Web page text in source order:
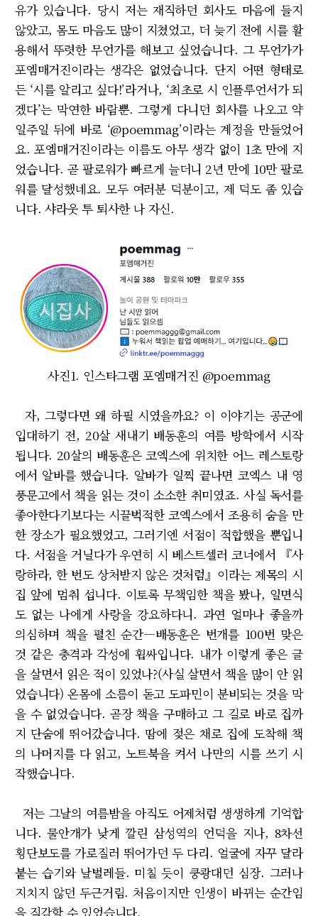
유가 있습니다. 당시 저는 재직하던 회사도 마음에 들지
않았고, 몸도 마음도 많이 지쳤었고, 더 늦기 전에 시를 활
용해서 뚜렷한 무언가를 해보고 싶었습니다. 그 무언가가
포엠매거진이라는 생각은 없었습니다. 단지 어떤 형태로
든 ‘시를 알리고 싶다!’라거나, ‘최초로 시 인플루언서가 되
겠다’는 막연한 바람뿐. 그렇게 다니던 회사를 나오고 약
일주일 뒤에 바로 ‘@poemmag’이라는 계정을 만들었어
요. 포엠매거진이라는 이름도 아무 생각 없이 1초 만에 지
었습니다. 곧 팔로워가 빠르게 늘더니 2년 만에 10만 팔로
워를 달성했네요. 모두 여러분 덕분이고, 제 덕도 좀 있습
니다. 샤라웃 투 퇴사한 나 자신.
사진1. 인스타그램 포엠매거진 @poemmag
자, 그렇다면 왜 하필 시였을까요? 이 이야기는 공군에
입대하기 전, 20살 새내기 배동훈의 여름 방학에서 시작
됩니다. 20살의 배동훈은 코엑스에 위치한 어느 레스토랑
에서 알바를 했습니다. 알바가 일찍 끝나면 코엑스 내 영
풍문고에서 책을 읽는 것이 소소한 취미였죠. 사실 독서를
좋아한다기보다는 시끌벅적한 코엑스에서 조용히 숨을 만
한 장소가 필요했었고, 그러기엔 서점이 적합했을 뿐입니
다. 서점을 거닐다가 우연히 시 베스트셀러 코너에서 『사
랑하라, 한 번도 상처받지 않은 것처럼』이라는 제목의 시
집 앞에 멈춰 섭니다. 이토록 무책임한 책을 봤나, 일면식
도 없는 나에게 사랑을 강요하다니. 과연 얼마나 좋을까
의심하며 책을 펼친 순간―배동훈은 번개를 100번 맞은
것 같은 충격과 각성에 휩싸입니다. 내가 이렇게 좋은 글
을 살면서 읽은 적이 있었나?(사실 살면서 책을 많이 안 읽
었습니다) 온몸에 소름이 돋고 도파민이 분비되는 것을 막
을 수 없었습니다. 곧장 책을 구매하고 그 길로 바로 집까
지 단숨에 뛰어갔습니다. 땀에 젖은 채로 집에 도착해 책
의 나머지를 다 읽고, 노트북을 켜서 나만의 시를 쓰기 시
작했습니다.
저는 그날의 여름밤을 아직도 어제처럼 생생하게 기억합
니다. 물안개가 낮게 깔린 삼성역의 언덕을 지나, 8차선
횡단보도를 가로질러 뛰어가던 두 다리. 얼굴에 자꾸 달라
붙는 습기와 날벌레들. 미칠 듯이 쿵쾅대던 심장. 그러나
지치지 않던 두근거림. 처음이지만 인생이 바뀌는 순간임
을 직감할 수 있었습니다.